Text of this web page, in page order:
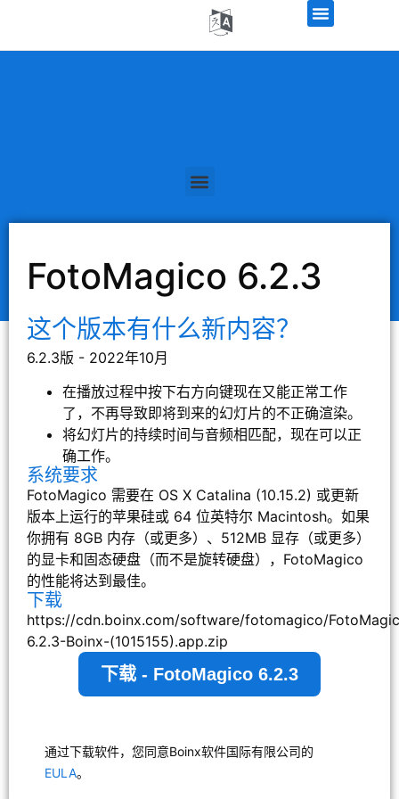
FotoMagico 6.2.3
这个版本有什么新内容？
6.2.3版 - 2022年10月
在播放过程中按下右方向键现在又能正常工作
了，不再导致即将到来的幻灯片的不正确渲染。
将幻灯片的持续时间与音频相匹配，现在可以正
确工作。
系统要求
FotoMagico 需要在 OS X Catalina (10.15.2) 或更新
版本上运行的苹果硅或 64 位英特尔 Macintosh。如果
你拥有 8GB 内存（或更多）、512MB 显存（或更多）
的显卡和固态硬盘（而不是旋转硬盘），FotoMagico
的性能将达到最佳。
下载
https://cdn.boinx.com/software/fotomagico/
6.2.3-Boinx-(1015155).app.zip
下载 - FotoMagico 6.2.3
通过下载软件，您同意Boinx软件国际有限公司的
EULA。